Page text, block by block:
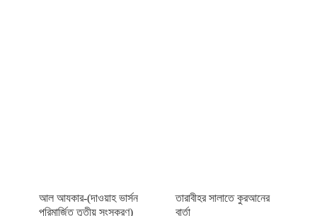
আল আযকার-(দাওয়াহ ভার্সন
পরিমার্জিত তৃতীয় সংস্করণ)
তারাবীহর সালাতে কুরআনের
বার্তা